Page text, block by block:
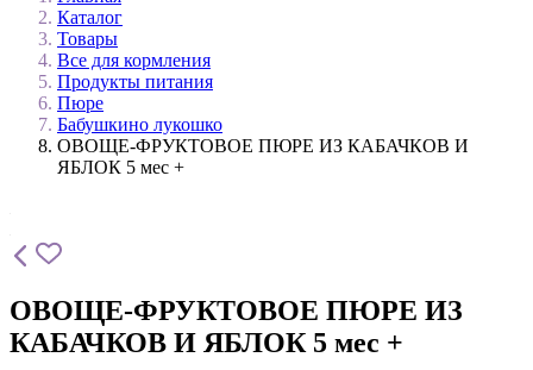
Каталог
Товары
Все для кормления
Продукты питания
Пюре
Бабушкино лукошко
ОВОЩЕ-ФРУКТОВОЕ ПЮРЕ ИЗ КАБАЧКОВ И
ЯБЛОК 5 мес +
ОВОЩЕ-ФРУКТОВОЕ ПЮРЕ ИЗ
КАБАЧКОВ И ЯБЛОК 5 мес +